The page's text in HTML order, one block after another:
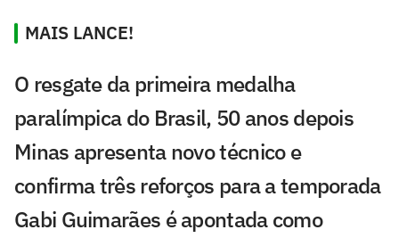
MAIS LANCE!
O resgate da primeira medalha
paralímpica do Brasil, 50 anos depois
Minas apresenta novo técnico e
confirma três reforços para a temporada
Gabi Guimarães é apontada como